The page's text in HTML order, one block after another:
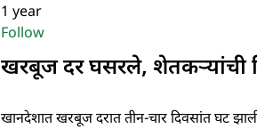
1 year
Follow
खरबूज दर घसरले, शेतकऱ्यांची
खानदेशात खरबूज दरात तीन-चार दिवसांत घट